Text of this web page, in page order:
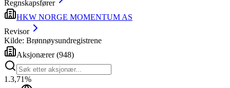
Regnskapsfører
HKW NORGE MOMENTUM AS
Revisor
Kilde: Brønnøysundregistrene
Aksjonærer(948)
1 .3,71%